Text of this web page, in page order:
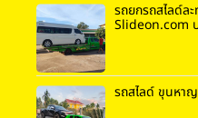
รถยกรถสไลด์ล
Slideon.com
รถสไลด์ ขุนหาญ